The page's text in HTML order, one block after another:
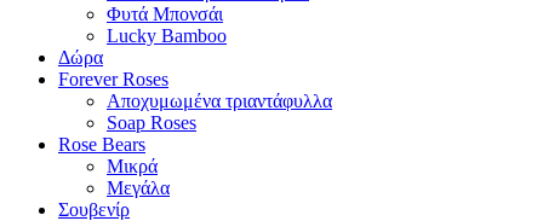
Φυτά Μπονσάι
Lucky Bamboo
Δώρα
Forever Roses
Αποχυμωμένα τριαντάφυλλα
Soap Roses
Rose Βears
Μικρά
Μεγάλα
Σουβενίρ